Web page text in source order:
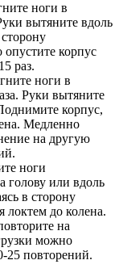
ноги в
вытяните вдоль
корпус
раз.
ноги в
Руки вытяните
корпус,
Медленно
на другую
ноги
голову или вдоль
в сторону
локтем до колена.
на
можно
25 повторений.